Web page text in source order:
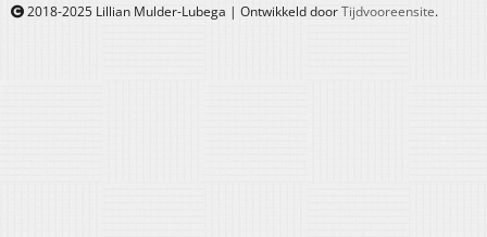
2018-2025 Lillian Mulder-Lubega | Ontwikkeld doorTijdvooreensite.